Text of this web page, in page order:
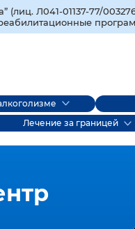
Л041-01137-77/
Лечение за границей